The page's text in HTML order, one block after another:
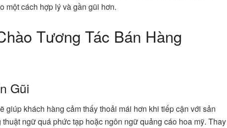
một cách hợp lý và gần gũi hơn.
Tương Tác Bán Hàng
Gũi
giúp khách hàng cảm thấy thoải mái hơn khi tiếp cận với sản
ngữ quá phức tạp hoặc ngôn ngữ quảng cáo hoa mỹ. Thay